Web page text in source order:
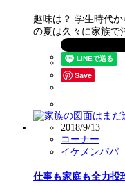
趣味は？ 学生時代
の夏は久々に家族で
Save
2018/9/13
コーナー
イケメンパパ
仕事も家庭も全力投